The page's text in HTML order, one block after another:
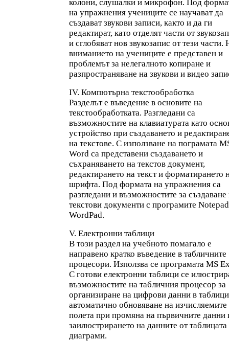
колони, слушалки и микрофон. Под
на упражнения учениците се научават да
създават звукови записи, както и да ги
редактират, като отделят части от
и сглобяват нов звукозапис от тези части.
вниманието на учениците е представен и
проблемът за нелегалното копиране и
разпространяване на звукови и видео
ІV. Компютърна текстообработка
Разделът е въведение в основите на
текстообработката. Разгледани са
възможностите на клавиатурата като
устройство при създаването и
на текстове. С използване на пограмата
Word са представени създаването и
съхраняването на текстов документ,
редактирането на текст и форматирането
шрифта. Под формата на упражнения са
разгледани и възможностите за създаване
текстови документи с програмите
WordPad.
V. Електронни таблици
В този раздел на учебното помагало е
направено кратко въведение в табличните
процесори. Използва се програмата MS
С готови електронни таблици се
възможностите на табличния процесор за
организиране на цифрови данни в
автоматично обновяване на изчисляемите
полета при промяна на първичните данни
заилюстрирането на данните от таблицата
диаграми.